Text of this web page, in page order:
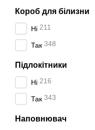
Короб для білизни
Ні 211
Так 348
Підлокітники
Ні 216
Так 343
Наповнювач